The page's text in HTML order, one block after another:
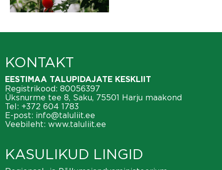
KONTAKT
EESTIMAA TALUPIDAJATE KESKLIIT
Registrikood: 80056397
Üksnurme tee 8, Saku, 75501 Harju maakond
Tel: +372 604 1783
E-post: info@taluliit.ee
Veebileht: www.taluliit.ee
KASULIKUD LINGID